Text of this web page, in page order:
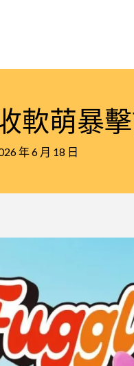
軟萌暴
年 6 月 18 日